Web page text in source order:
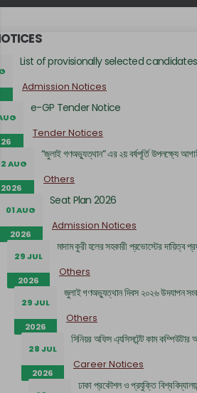
List of provisionally selected
Admission Notices
e-GP Tender Notice
Tender Notices
AUG
2026
“জুলাই গণঅভ্যুত্থান” এর ২য় বর্ষপূর্তি উপলক্ষ্যে
Others
01 AUG
2026
Seat Plan 2026
Admission Notices
29 JUL
2026
মাদাম কুরী হলের সহকারী প্রভোস্টের দায়িত্ব
Others
29 JUL
2026
জুলাই গণঅভ্যুত্থান দিবস ২০২৬ উদযাপন
Others
28 JUL
2026
সিনিয়র অফিস এ্যসিসটেন্ট কাম
Career Notices
ঢাকা প্রকৌশল ও প্রযুক্তি